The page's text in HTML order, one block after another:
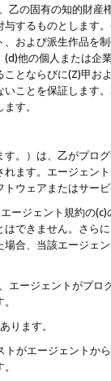
乙の固有の知的財
するものとします
および派生作品を
他の個人または
とならびに(Z)甲
ことを保証します
す。
す。）は、乙がプロ
ます。エージェン
ウェアまたはサー
ージェント規約の
できません。さら
合、当該エージェ
エージェントがプ
ります。
がエージェントか